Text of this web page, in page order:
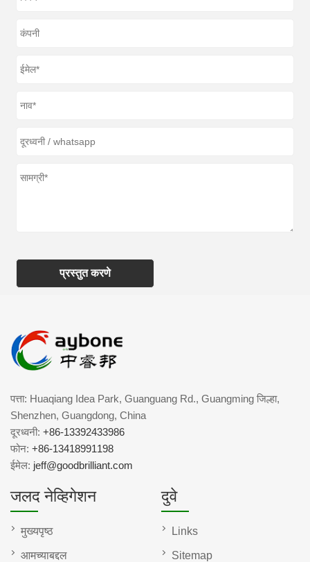
प्रस्तुत करणे
पत्ता: Huaqiang Idea Park, Guanguang Rd., Guangming जिल्हा,
Shenzhen, Guangdong, China
दूरध्वनी: +86-13392433986
फोन: +86-13418991198
ईमेल: jeff@goodbrilliant.com
जलद नेव्हिगेशन
मुख्यपृष्ठ
आमच्याबद्दल
दुवे
Links
Sitemap